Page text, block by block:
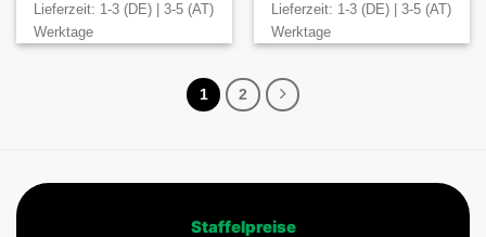
Lieferzeit: 1-3 (DE) | 3-5 (AT)
Werktage
Lieferzeit: 1-3 (DE) | 3-5 (AT)
Werktage
1 2
Staffelpreise